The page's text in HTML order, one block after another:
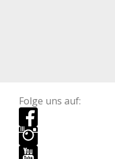
Folge uns auf: